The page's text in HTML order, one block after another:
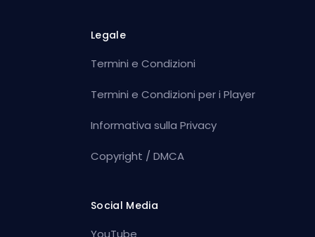
Legale
Termini e Condizioni
Termini e Condizioni per i Player
Informativa sulla Privacy
Copyright / DMCA
Social Media
YouTube